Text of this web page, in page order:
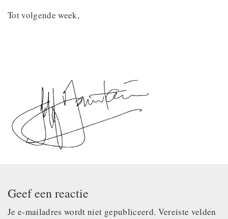
Tot volgende week,
Geef een reactie
Je e-mailadres wordt niet gepubliceerd. Vereiste velden